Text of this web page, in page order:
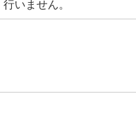
いません。